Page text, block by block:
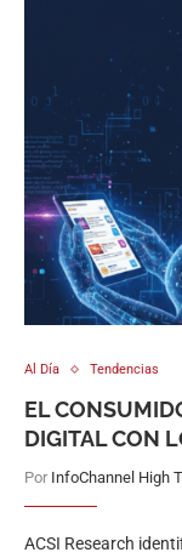
Al Día Tendencias
EL
DIGITAL CON
Por InfoChannel High
ACSI Research